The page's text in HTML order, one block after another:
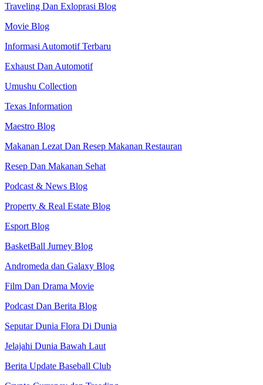
Traveling Dan Exloprasi Blog
Movie Blog
Informasi Automotif Terbaru
Exhaust Dan Automotif
Umushu Collection
Texas Information
Maestro Blog
Makanan Lezat Dan Resep Makanan Restauran
Resep Dan Makanan Sehat
Podcast & News Blog
Property & Real Estate Blog
Esport Blog
BasketBall Jurney Blog
Andromeda dan Galaxy Blog
Film Dan Drama Movie
Podcast Dan Berita Blog
Seputar Dunia Flora Di Dunia
Jelajahi Dunia Bawah Laut
Berita Update Baseball Club